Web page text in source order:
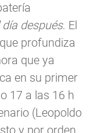
día después. El
profundiza
que ya
en su primer
17 a las 16 h
(Leopoldo